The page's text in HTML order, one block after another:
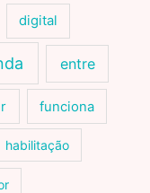
digital
entre
funciona
habilitação